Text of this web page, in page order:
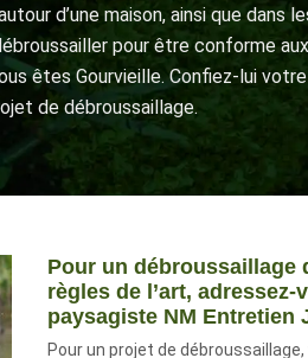
d’une maison, ainsi que dans
pour être conforme aux
êtes Gourvieille. Confiez-lui votre
de débroussaillage.
Pour un débroussaillage
règles de l’art, adressez-
paysagiste NM Entretien
Pour un projet de